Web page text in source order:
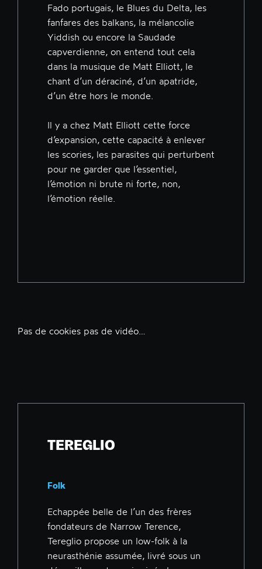
Fado portugais, le Blues du Delta, les
fanfares des balkans, la mélancolie
Yiddish ou encore la Saudade
capverdienne, on entend tout cela
dans la musique de Matt Elliott, le
chant d’un déraciné, d’un apatride,
d’un être hors le monde.
Il y a chez Matt Elliott cette force
d’expansion, cette capacité à enlever
les scories, les parasites qui perturbent
pour ne garder que l’essentiel,
l’émotion ni brute ni forte, non,
l’émotion réelle.
Pas de cookies pas de vidéo…
TEREGLIO
Folk
Echappée belle de l’un des frères
fondateurs de Narrow Terence,
Tereglio propose un low-folk à la
neurasthénie assumée, livré sous un